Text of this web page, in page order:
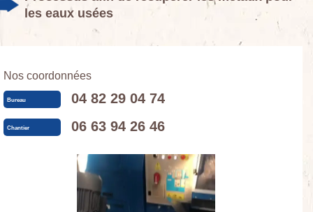
les eaux usées
Nos coordonnées
Bureau 04 82 29 04 74
Chantier 06 63 94 26 46